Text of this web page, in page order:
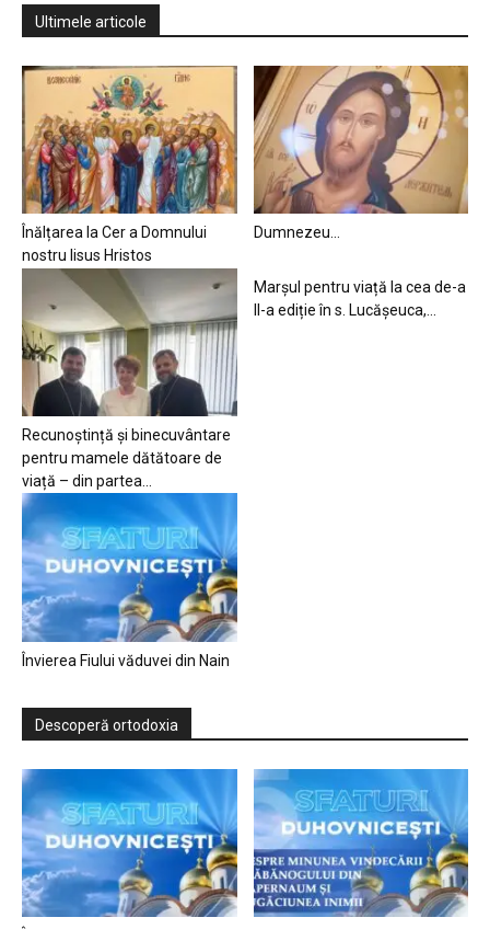
Ultimele articole
Înălțarea la Cer a Domnului
nostru Iisus Hristos
Dumnezeu…
Recunoștință și binecuvântare
pentru mamele dătătoare de
viață – din partea...
Marșul pentru viață la cea de-a
II-a ediție în s. Lucășeuca,...
Învierea Fiului văduvei din Nain
Descoperă ortodoxia